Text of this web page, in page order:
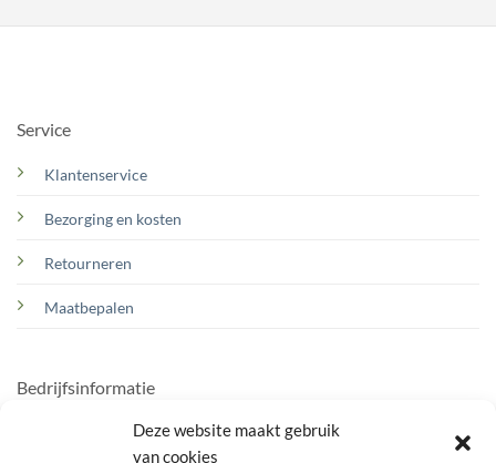
Deze website maakt gebruik
van cookies
Service
Klantenservice
Bezorging en kosten
Retourneren
Maatbepalen
Bedrijfsinformatie